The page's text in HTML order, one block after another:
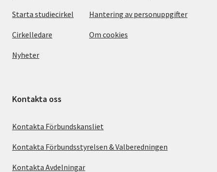
Starta studiecirkel
Cirkelledare
Nyheter
Hantering av personuppgifter
Om cookies
Kontakta oss
Kontakta Förbundskansliet
Kontakta Förbundsstyrelsen & Valberedningen
Kontakta Avdelningar